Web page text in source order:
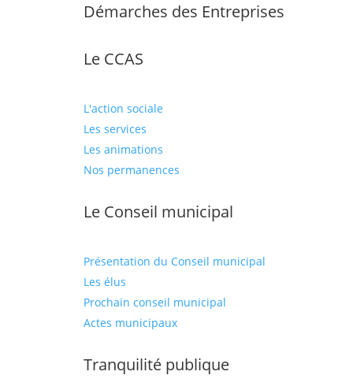
Démarches des Entreprises
Le CCAS
L'action sociale
Les services
Les animations
Nos permanences
Le Conseil municipal
Présentation du Conseil municipal
Les élus
Prochain conseil municipal
Actes municipaux
Tranquilité publique